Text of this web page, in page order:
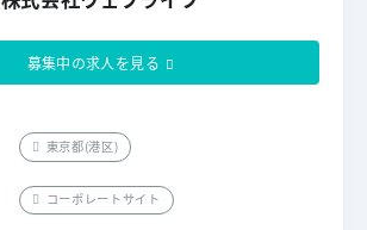
募集中の求人を見る
東京都(港区)
コーポレートサイト